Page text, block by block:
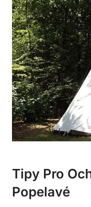
Tipy Pro
Popelavé